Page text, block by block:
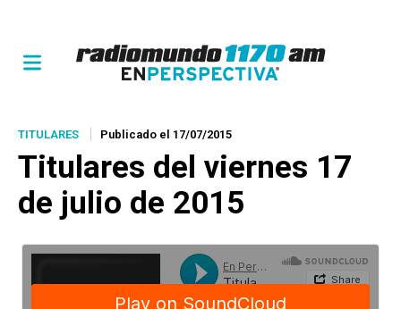
TITULARES Publicado el 17/07/2015
Titulares del viernes 17
de julio de 2015